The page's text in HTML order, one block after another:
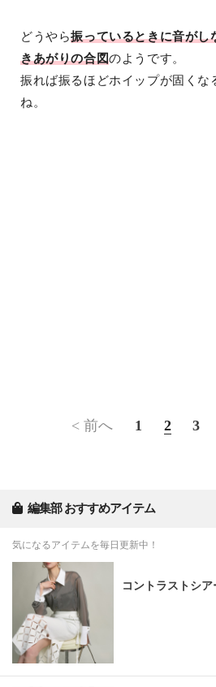
どうやら振っているときに音がし
きあがりの合図のようです。
振れば振るほどホイップが固くな
ね。
< 前へ 1 2 3
編集部 おすすめアイテム
気になるアイテムを毎日更新中！
コントラストシア